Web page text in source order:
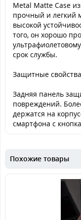
Metal Matte Case
прочный и легкий
высокой
того, он хорошо
срок службы.
Защитные свойства
Задняя панель
повреждений.
держатся на
смартфона с
Похожие товары